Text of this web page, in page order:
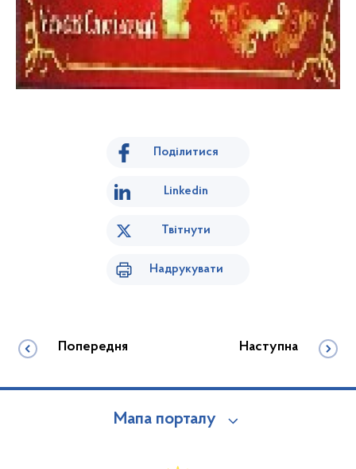
Поділитися
Linkedin
Твітнути
Надрукувати
Попередня Наступна
Мапа порталу